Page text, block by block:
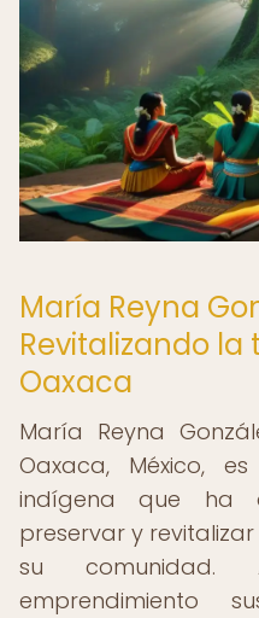
María Reyna
Revitalizando
Oaxaca
María Reyna
Oaxaca, México,
indígena que ha
preservar y
su
emprendimiento